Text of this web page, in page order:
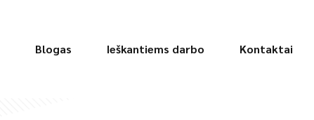
Blogas Ieškantiems darbo Kontaktai